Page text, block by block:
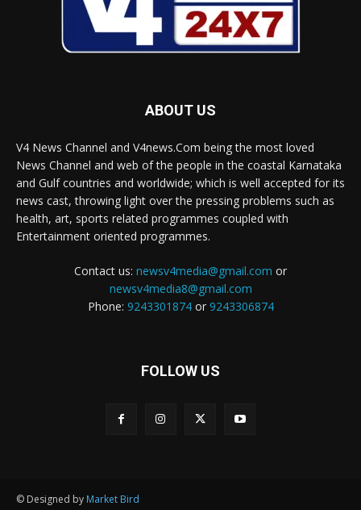
ABOUT US
V4 News Channel and V4news.Com being the most loved
News Channel and web of the people in the coastal Karnataka
and Gulf countries and worldwide; which is well accepted for its
news cast, throwing light over the pressing problems such as
health, art, sports related programmes coupled with
Entertainment oriented programmes.
Contact us: newsv4media@gmail.com or
newsv4media8@gmail.com
Phone: 9243301874or 9243306874
FOLLOW US
© Designed by Market Bird